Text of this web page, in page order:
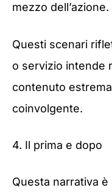
mezzo dell’azione.
Questi scenari
o servizio intende
contenuto
coinvolgente.
4. Il prima e dopo
Questa narrativa